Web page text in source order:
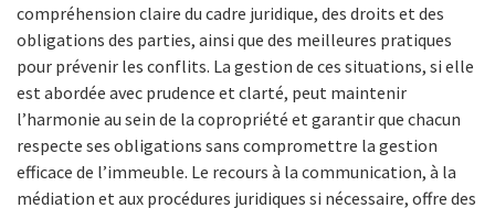
compréhension claire du cadre juridique, des droits et des
obligations des parties, ainsi que des meilleures pratiques
pour prévenir les conflits. La gestion de ces situations, si elle
est abordée avec prudence et clarté, peut maintenir
l’harmonie au sein de la copropriété et garantir que chacun
respecte ses obligations sans compromettre la gestion
efficace de l’immeuble. Le recours à la communication, à la
médiation et aux procédures juridiques si nécessaire, offre des